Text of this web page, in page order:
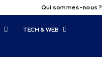
Qui sommes-nous ?
TECH & WEB